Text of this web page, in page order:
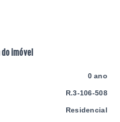
do imóvel
0 ano
R.3-106-508
Residencial